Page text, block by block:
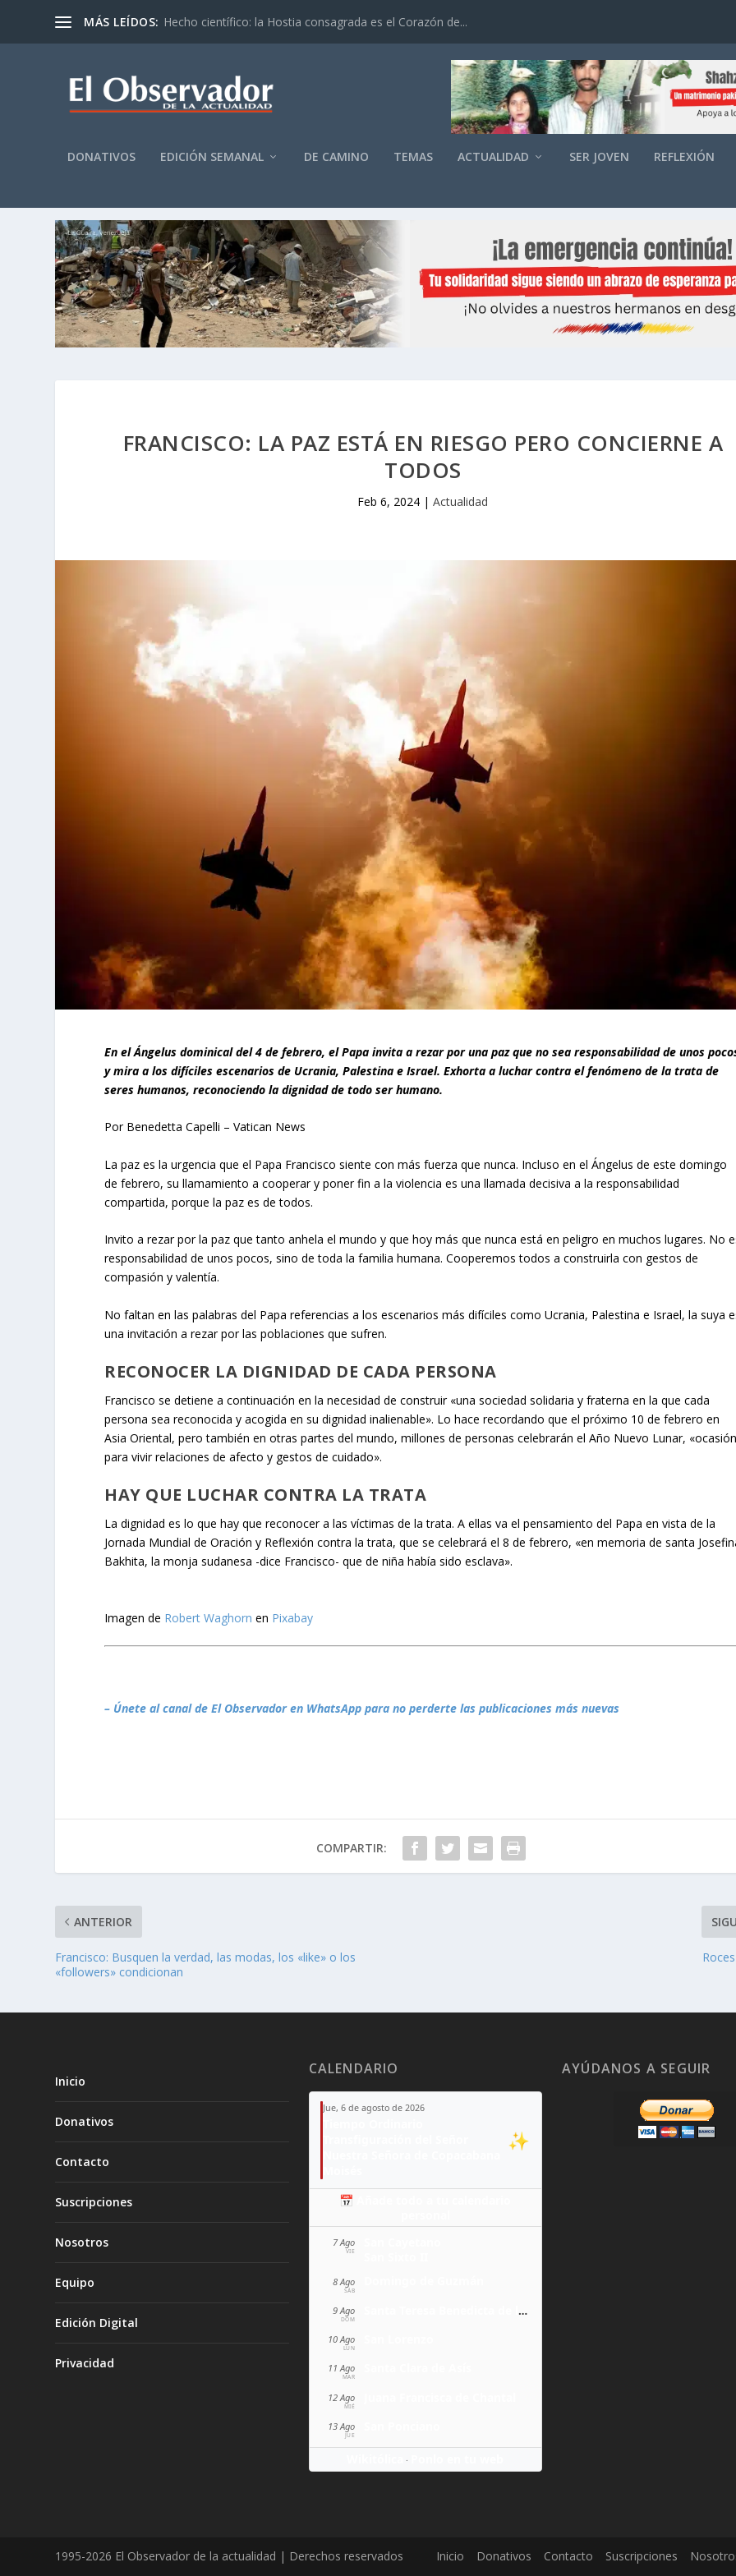
MÁS LEÍDOS: Hecho científico: la Hostia consagrada es el Corazón de...
DONATIVOS EDICIÓN SEMANAL DE CAMINO TEMAS ACTUALIDAD SER JOVEN REFLEXIÓN
FRANCISCO: LA PAZ ESTÁ EN RIESGO PERO CONCIERNE A
TODOS
Feb 6, 2024 |Actualidad
En el Ángelus dominical del 4 de febrero, el Papa invita a rezar por una paz que no sea responsabilidad de unos
y mira a los difíciles escenarios de Ucrania, Palestina e Israel. Exhorta a luchar contra el fenómeno de la trata de
seres humanos, reconociendo la dignidad de todo ser humano.
Por Benedetta Capelli – Vatican News
La paz es la urgencia que el Papa Francisco siente con más fuerza que nunca. Incluso en el Ángelus de este domingo
de febrero, su llamamiento a cooperar y poner fin a la violencia es una llamada decisiva a la responsabilidad
compartida, porque la paz es de todos.
Invito a rezar por la paz que tanto anhela el mundo y que hoy más que nunca está en peligro en muchos lugares. No
responsabilidad de unos pocos, sino de toda la familia humana. Cooperemos todos a construirla con gestos de
compasión y valentía.
No faltan en las palabras del Papa referencias a los escenarios más difíciles como Ucrania, Palestina e Israel, la suya
una invitación a rezar por las poblaciones que sufren.
RECONOCER LA DIGNIDAD DE CADA PERSONA
Francisco se detiene a continuación en la necesidad de construir «una sociedad solidaria y fraterna en la que cada
persona sea reconocida y acogida en su dignidad inalienable». Lo hace recordando que el próximo 10 de febrero en
Asia Oriental, pero también en otras partes del mundo, millones de personas celebrarán el Año Nuevo Lunar,
para vivir relaciones de afecto y gestos de cuidado».
HAY QUE LUCHAR CONTRA LA TRATA
La dignidad es lo que hay que reconocer a las víctimas de la trata. A ellas va el pensamiento del Papa en vista de la
Jornada Mundial de Oración y Reflexión contra la trata, que se celebrará el 8 de febrero, «en memoria de santa
Bakhita, la monja sudanesa -dice Francisco- que de niña había sido esclava».
Imagen de Robert Waghorn en Pixabay
– Únete al canal de El Observador en WhatsApp para no perderte las publicaciones más nuevas
COMPARTIR:
ANTERIOR
Francisco: Busquen la verdad, las modas, los «like» o los
«followers» condicionan
Inicio
Donativos
Contacto
Suscripciones
Nosotros
Equipo
Edición Digital
Privacidad
CALENDARIO
Jue, 6 de agosto de 2026
✨
📅 Añade todo a tu calendario
7 Ago
VIE
8 Ago
SÁB
9 Ago
DOM
Santa Teresa Benedicta de la Cruz
10 Ago
LUN
11 Ago
MAR
12 Ago
MIÉ
13 Ago
JUE
·
AYÚDANOS A SEGUIR
1995-2026 El Observador de la actualidad | Derechos reservados Inicio Donativos Contacto Suscripciones